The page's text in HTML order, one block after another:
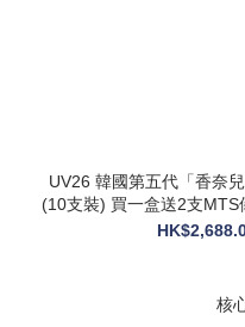
UV26 韓國第五代「香奈
(10支裝) 買一盒送2支MTS儀器 $2688 / 買
+1盒麗珠蘭面膜
核